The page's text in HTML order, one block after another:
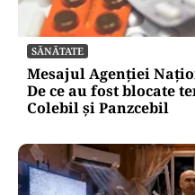
SĂNĂTATE
Mesajul Agenției
De ce au fost blocate
Colebil și Panzcebil